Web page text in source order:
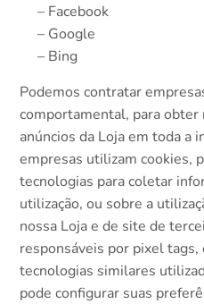
– Facebook
– Google
– Bing
Podemos contratar
comportamental, para
anúncios da Loja em toda a
empresas utilizam cookies,
tecnologias para coletar
utilização, ou sobre a
nossa Loja e de site de
responsáveis por pixel tags,
tecnologias similares
pode configurar suas